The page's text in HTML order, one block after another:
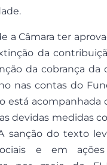
a Câmara ter
da
da cobrança da
nas contas do
está acompanhada
devidas medidas
sanção do texto
e em